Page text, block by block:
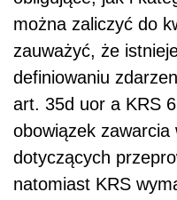
można zaliczyć do
zauważyć, że
definiowaniu
art. 35d uor a KRS
obowiązek zawarcia
dotyczących
natomiast KRS